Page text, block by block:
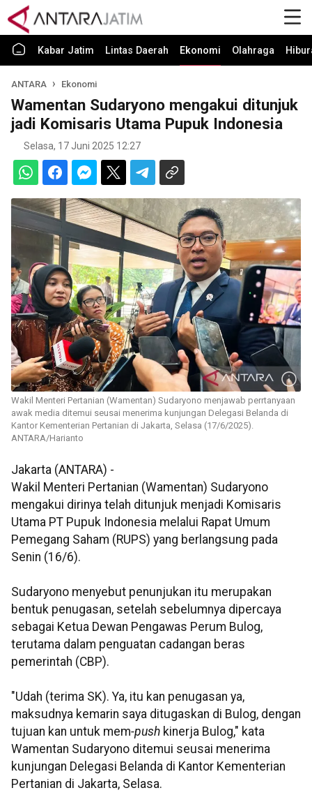
Kabar Jatim Lintas Daerah Ekonomi Olahraga
ANTARA Ekonomi
Wamentan Sudaryono mengakui ditunjuk
jadi Komisaris Utama Pupuk Indonesia
Selasa, 17 Juni 2025 12:27
Wakil Menteri Pertanian (Wamentan) Sudaryono menjawab perrtanyaan
awak media ditemui seusai menerima kunjungan Delegasi Belanda di
Kantor Kementerian Pertanian di Jakarta, Selasa (17/6/2025).
ANTARA/Harianto
Jakarta (ANTARA) -
Wakil Menteri Pertanian (Wamentan) Sudaryono
mengakui dirinya telah ditunjuk menjadi Komisaris
Utama PT Pupuk Indonesia melalui Rapat Umum
Pemegang Saham (RUPS) yang berlangsung pada
Senin (16/6).
Sudaryono menyebut penunjukan itu merupakan
bentuk penugasan, setelah sebelumnya dipercaya
sebagai Ketua Dewan Pengawas Perum Bulog,
terutama dalam penguatan cadangan beras
pemerintah (CBP).
"Udah (terima SK). Ya, itu kan penugasan ya,
maksudnya kemarin saya ditugaskan di Bulog, dengan
tujuan kan untuk mem-push kinerja Bulog," kata
Wamentan Sudaryono ditemui seusai menerima
kunjungan Delegasi Belanda di Kantor Kementerian
Pertanian di Jakarta, Selasa.